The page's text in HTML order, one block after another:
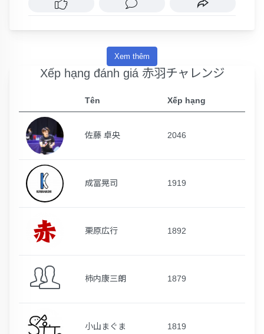
Xem thêm
Xếp hạng đánh giá 赤羽チャレンジ
Tên Xếp hạng
佐藤 卓央 2046
成冨晃司 1919
栗原広行 1892
柿内康三朗 1879
小山まぐま 1819